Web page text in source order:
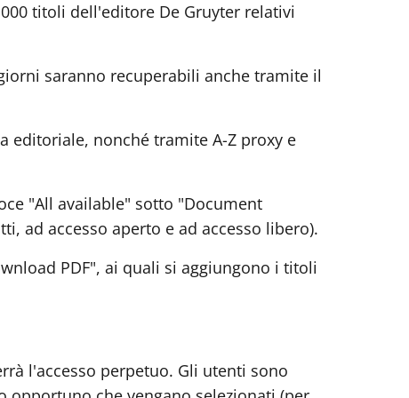
titoli dell'editore De Gruyter relativi
saranno recuperabili anche tramite il
editoriale, nonché tramite A-Z proxy e
"All available" sotto "Document
ad accesso aperto e ad accesso libero).
PDF", ai quali si aggiungono i titoli
l'accesso perpetuo. Gli utenti sono